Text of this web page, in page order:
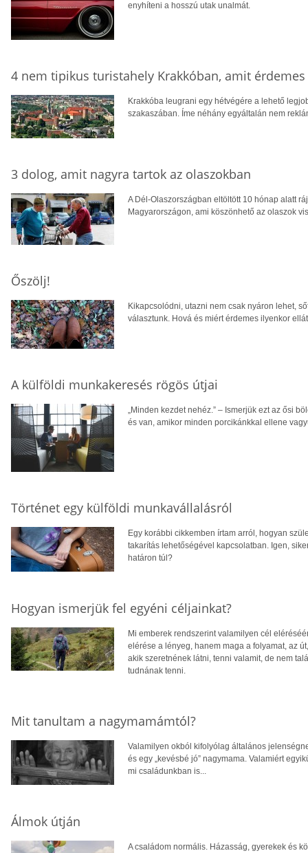
enyhíteni a hosszú utak unalmát.
4 nem tipikus turistahely Krakkóban, amit
Krakkóba leugrani egy hétvégére a lehető
szakaszában. Íme néhány egyáltalán nem
3 dolog, amit nagyra tartok az olaszokban
A Dél-Olaszországban eltöltött 10 hónap alatt
Magyarországon, ami köszönhető az olaszok
Őszölj!
Kikapcsolódni, utazni nem csak nyáron lehet,
választunk. Hová és miért érdemes ilyenkor
A külföldi munkakeresés rögös útjai
„Minden kezdet nehéz.” – Ismerjük ezt az ősi
és van, amikor minden porcikánkkal ellene
Történet egy külföldi munkavállalásról
Egy korábbi cikkemben írtam arról, hogyan
takarítás lehetőségével kapcsolatban. Igen,
határon túl?
Hogyan ismerjük fel egyéni céljainkat?
Mi emberek rendszerint valamilyen cél
elérése a lényeg, hanem maga a folyamat, az
akik szeretnének látni, tenni valamit, de nem
tudnának tenni.
Mit tanultam a nagymamámtól?
Valamilyen okból kifolyólag általános
és egy „kevésbé jó” nagymama. Valamiért
mi családunkban is...
Álmok útján
A családom normális. Házasság, gyerekek és